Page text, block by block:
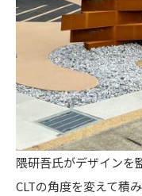
隈研吾氏がデザインを
CLTの角度を変えて積